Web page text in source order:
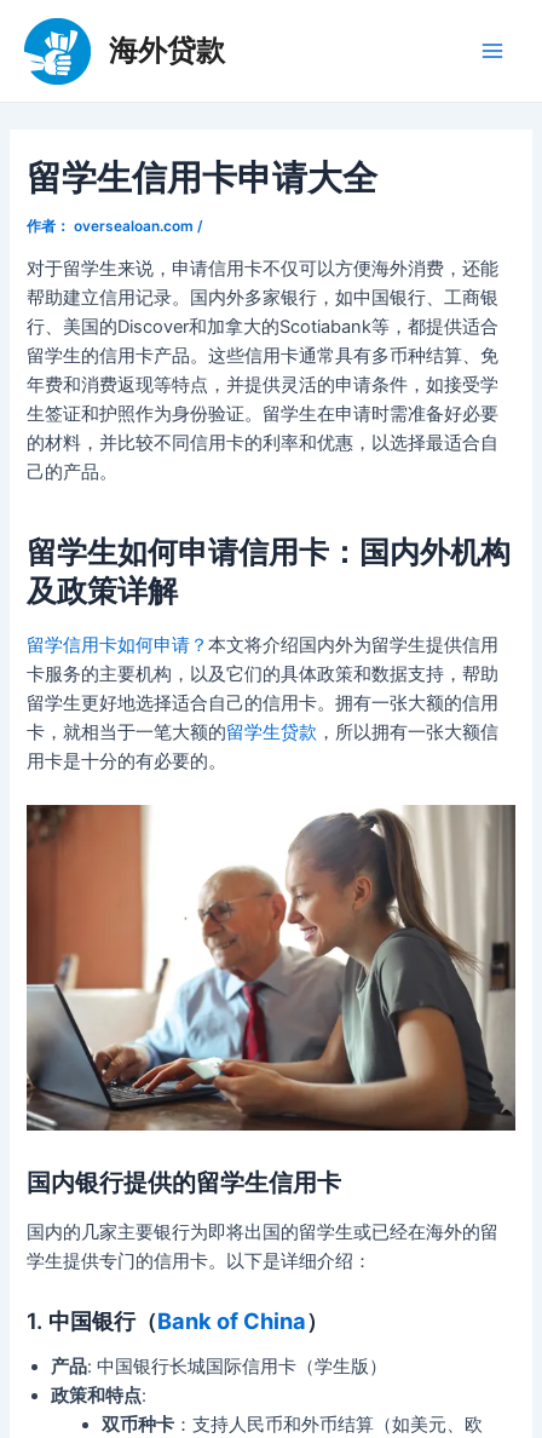
海外贷款
留学生信用卡申请大全
作者： oversealoan.com/
对于留学生来说，申请信用卡不仅可以方便海外消费，还能
帮助建立信用记录。国内外多家银行，如中国银行、工商银
行、美国的Discover和加拿大的Scotiabank等，都提供适合
留学生的信用卡产品。这些信用卡通常具有多币种结算、免
年费和消费返现等特点，并提供灵活的申请条件，如接受学
生签证和护照作为身份验证。留学生在申请时需准备好必要
的材料，并比较不同信用卡的利率和优惠，以选择最适合自
己的产品。
留学生如何申请信用卡：国内外机构
及政策详解
留学信用卡如何申请？本文将介绍国内外为留学生提供信用
卡服务的主要机构，以及它们的具体政策和数据支持，帮助
留学生更好地选择适合自己的信用卡。拥有一张大额的信用
卡，就相当于一笔大额的留学生贷款 ，所以拥有一张大额信
用卡是十分的有必要的。
国内银行提供的留学生信用卡
国内的几家主要银行为即将出国的留学生或已经在海外的留
学生提供专门的信用卡。以下是详细介绍：
1. 中国银行（Bank of China）
产品: 中国银行长城国际信用卡（学生版）
政策和特点:
双币种卡 ：支持人民币和外币结算（如美元、欧